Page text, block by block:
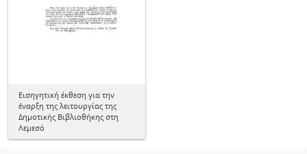
Εισηγητική έκθεση για την
έναρξη της λειτουργίας της
Δημοτικής Βιβλιοθήκης στη
Λεμεσό